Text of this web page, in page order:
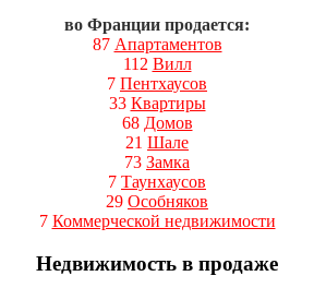
во Франции продается:
87 Апартаментов
112 Вилл
7 Пентхаусов
33 Квартиры
68 Домов
21 Шале
73 Замка
7 Таунхаусов
29 Особняков
7 Коммерческой недвижимости
Недвижимость в продаже